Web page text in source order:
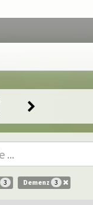
3 Demenz 3